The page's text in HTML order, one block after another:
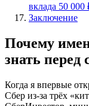
вклада 50 000
Заключение
Почему
знать перед
Когда я впервые
Сбер из-за трёх